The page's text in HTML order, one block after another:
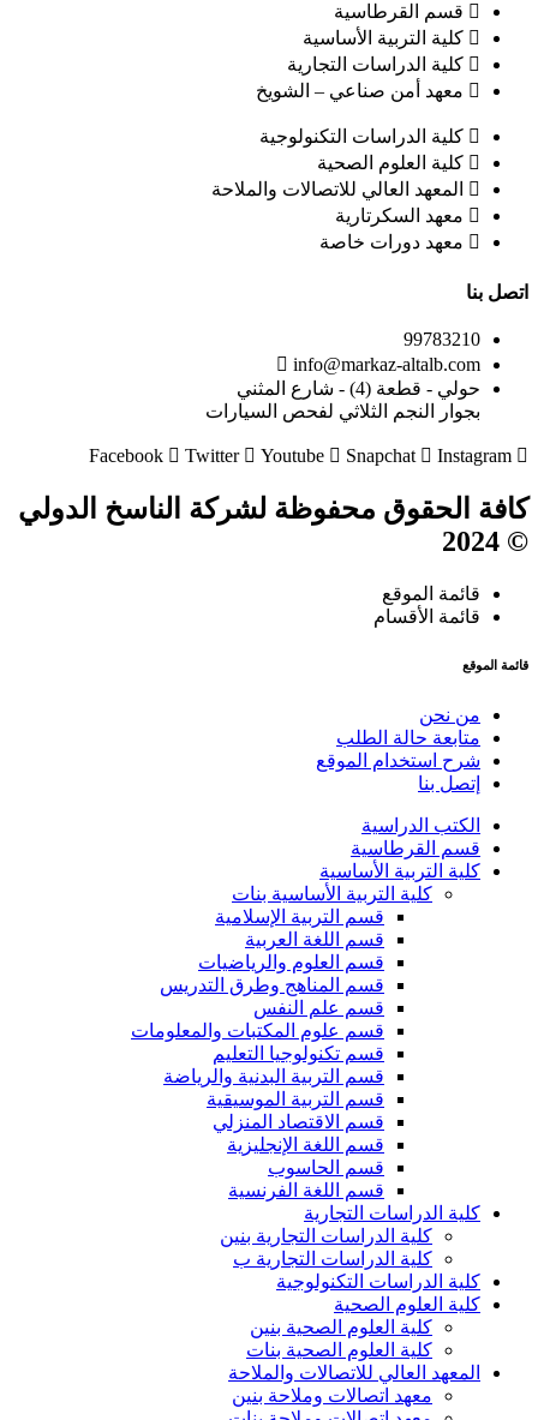
قسم القرطاسية
كلية التربية الأساسية
كلية الدراسات التجارية
معهد أمن صناعي – الشويخ
كلية الدراسات التكنولوجية
كلية العلوم الصحية
المعهد العالي للاتصالات والملاحة
معهد السكرتارية
معهد دورات خاصة
اتصل بنا
99783210
info@markaz-altalb.com
حولي - قطعة (4) - شارع المثني
بجوار النجم الثلاثي لفحص السيارات
Facebook Twitter Youtube Snapchat Instagram
كافة الحقوق محفوظة لشركة الناسخ الدولي
© 2024
قائمة الموقع
قائمة الأقسام
قائمة الموقع
من نحن
متابعة حالة الطلب
شرح استخدام الموقع
إتصل بنا
الكتب الدراسية
قسم القرطاسية
كلية التربية الأساسية
كلية التربية الأساسية بنات
قسم التربية الإسلامية
قسم اللغة العربية
قسم العلوم والرياضيات
قسم المناهج وطرق التدريس
قسم علم النفس
قسم علوم المكتبات والمعلومات
قسم تكنولوجيا التعليم
قسم التربية البدنية والرياضة
قسم التربية الموسيقية
قسم الاقتصاد المنزلي
قسم اللغة الإنجليزية
قسم الحاسوب
قسم اللغة الفرنسية
كلية الدراسات التجارية
كلية الدراسات التجارية بنين
كلية الدراسات التجارية ب
كلية الدراسات التكنولوجية
كلية العلوم الصحية
كلية العلوم الصحية بنين
كلية العلوم الصحية بنات
المعهد العالي للاتصالات والملاحة
معهد اتصالات وملاحة بنين